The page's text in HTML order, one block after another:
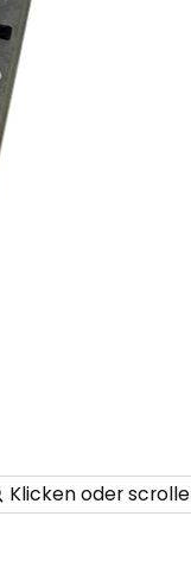
Klicken oder